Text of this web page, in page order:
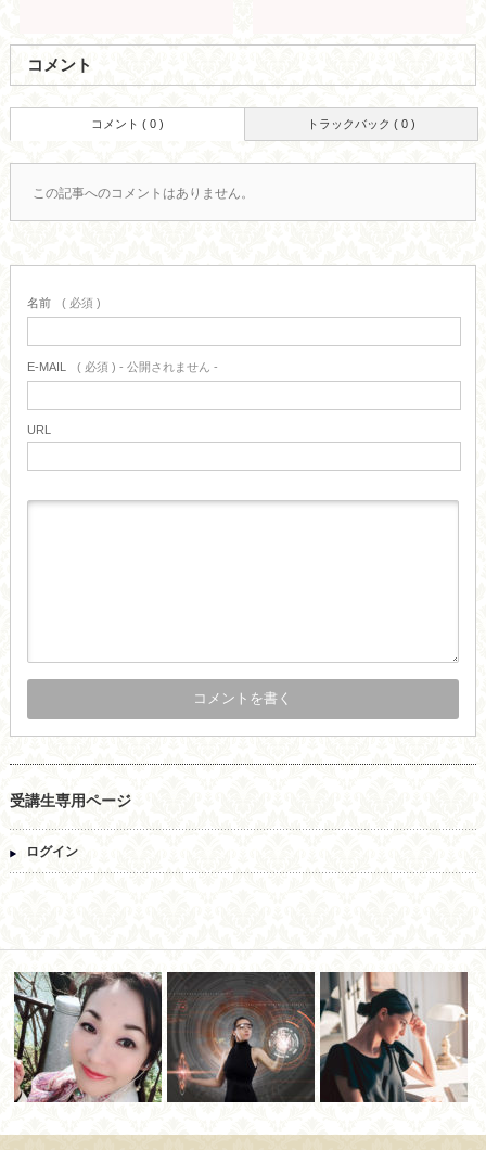
コメント
トラックバック ( 0 )
コメント ( 0 )
この記事へのコメントはありません。
名前 ( 必須 )
E-MAIL ( 必須 ) - 公開されません -
URL
受講生専用ページ
ログイン